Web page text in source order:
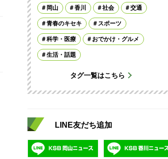
岡山 香川 社会 交通
青春のキセキ スポーツ
科学・医療 おでかけ・グルメ
生活・話題
タグ一覧はこちら
LINE友だち追加